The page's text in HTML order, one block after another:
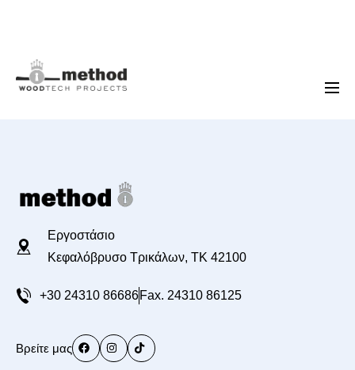
Εργοστάσιο
Κεφαλόβρυσο Τρικάλων, TK 42100
+30 24310 86686Fax. 24310 86125
Βρείτε μας